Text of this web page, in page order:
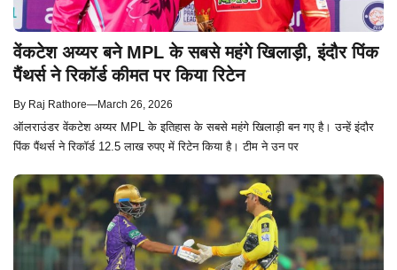
वेंकटेश अय्यर बने MPL के सबसे महंगे खिलाड़ी, इंदौर पिंक
पैंथर्स ने रिकॉर्ड कीमत पर किया रिटेन
By Raj Rathore—March 26, 2026
ऑलराउंडर वेंकटेश अय्यर MPL के इतिहास के सबसे महंगे खिलाड़ी बन गए है। उन्हें इंदौर
पिंक पैंथर्स ने रिकॉर्ड 12.5 लाख रुपए में रिटेन किया है। टीम ने उन पर